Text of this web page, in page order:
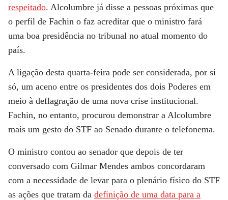
respeitado. Alcolumbre já disse a pessoas próximas que
o perfil de Fachin o faz acreditar que o ministro fará
uma boa presidência no tribunal no atual momento do
país.
A ligação desta quarta-feira pode ser considerada, por si
só, um aceno entre os presidentes dos dois Poderes em
meio à deflagração de uma nova crise institucional.
Fachin, no entanto, procurou demonstrar a Alcolumbre
mais um gesto do STF ao Senado durante o telefonema.
O ministro contou ao senador que depois de ter
conversado com Gilmar Mendes ambos concordaram
com a necessidade de levar para o plenário físico do STF
as ações que tratam da definição de uma data para a